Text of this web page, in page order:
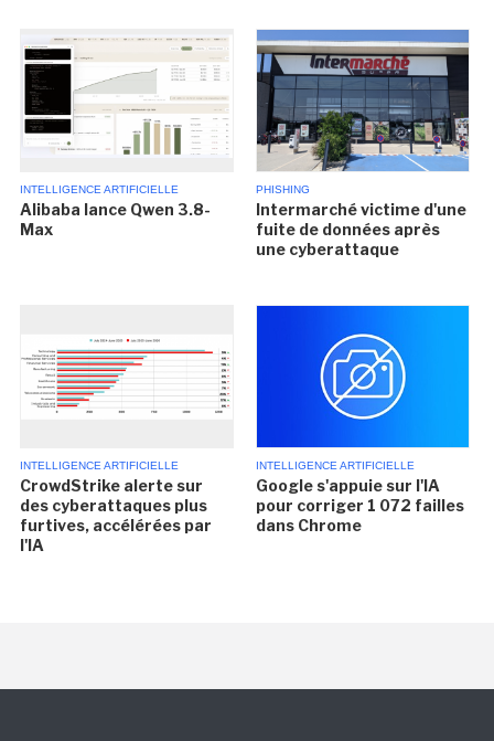
INTELLIGENCE ARTIFICIELLE
Alibaba lance Qwen 3.8-
Max
PHISHING
Intermarché victime d'une
fuite de données après
une cyberattaque
INTELLIGENCE ARTIFICIELLE
CrowdStrike alerte sur
des cyberattaques plus
furtives, accélérées par
l'IA
INTELLIGENCE ARTIFICIELLE
Google s'appuie sur l'IA
pour corriger 1 072 failles
dans Chrome